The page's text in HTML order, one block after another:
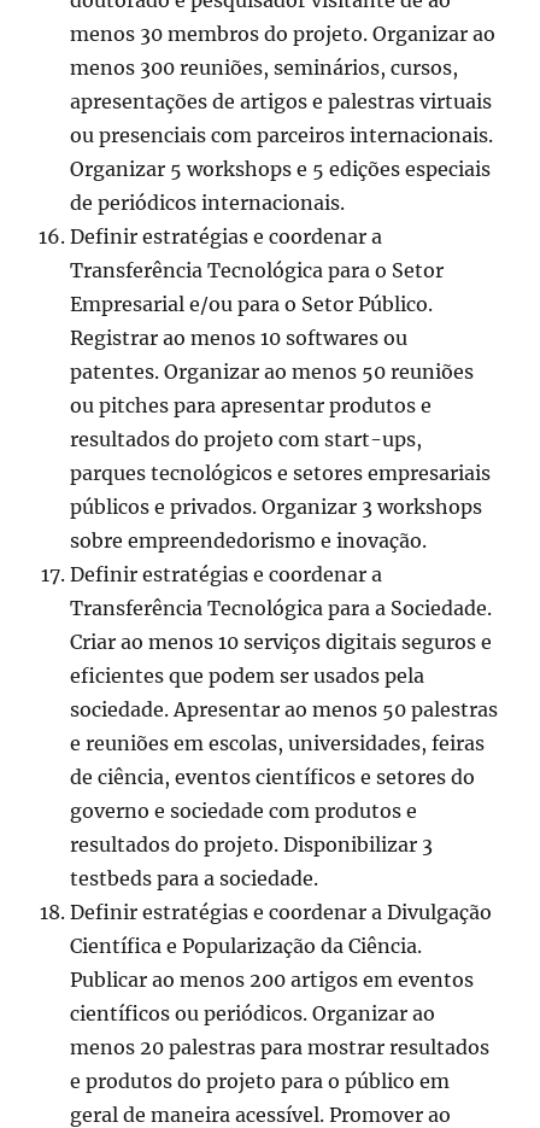
menos 30 membros do projeto. Organizar ao
menos 300 reuniões, seminários, cursos,
apresentações de artigos e palestras virtuais
ou presenciais com parceiros internacionais.
Organizar 5 workshops e 5 edições especiais
de periódicos internacionais.
Definir estratégias e coordenar a
Transferência Tecnológica para o Setor
Empresarial e/ou para o Setor Público.
Registrar ao menos 10 softwares ou
patentes. Organizar ao menos 50 reuniões
ou pitches para apresentar produtos e
resultados do projeto com start-ups,
parques tecnológicos e setores empresariais
públicos e privados. Organizar 3 workshops
sobre empreendedorismo e inovação.
Definir estratégias e coordenar a
Transferência Tecnológica para a Sociedade.
Criar ao menos 10 serviços digitais seguros e
eficientes que podem ser usados pela
sociedade. Apresentar ao menos 50 palestras
e reuniões em escolas, universidades, feiras
de ciência, eventos científicos e setores do
governo e sociedade com produtos e
resultados do projeto. Disponibilizar 3
testbeds para a sociedade.
Definir estratégias e coordenar a Divulgação
Científica e Popularização da Ciência.
Publicar ao menos 200 artigos em eventos
científicos ou periódicos. Organizar ao
menos 20 palestras para mostrar resultados
e produtos do projeto para o público em
geral de maneira acessível. Promover ao